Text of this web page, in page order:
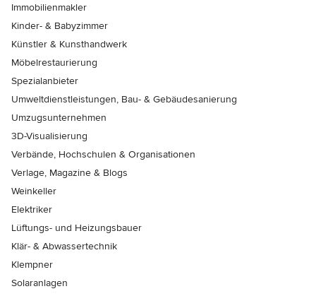
Immobilienmakler
Kinder- & Babyzimmer
Künstler & Kunsthandwerk
Möbelrestaurierung
Spezialanbieter
Umweltdienstleistungen, Bau- & Gebäudesanierung
Umzugsunternehmen
3D-Visualisierung
Verbände, Hochschulen & Organisationen
Verlage, Magazine & Blogs
Weinkeller
Elektriker
Lüftungs- und Heizungsbauer
Klär- & Abwassertechnik
Klempner
Solaranlagen